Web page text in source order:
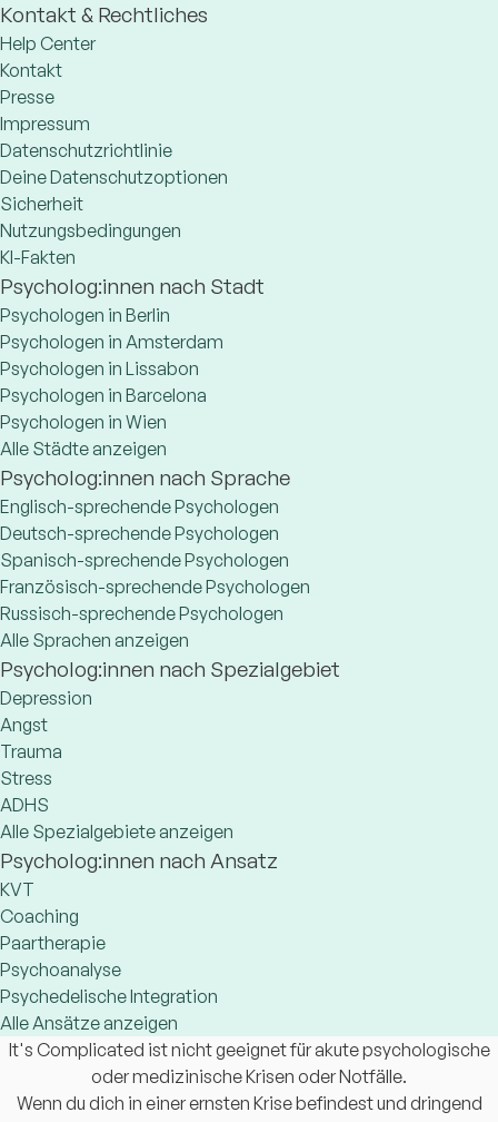
Kontakt & Rechtliches
Help Center
Kontakt
Presse
Impressum
Datenschutzrichtlinie
Deine Datenschutzoptionen
Sicherheit
Nutzungsbedingungen
KI-Fakten
Psycholog:innen nach Stadt
Psychologen in Berlin
Psychologen in Amsterdam
Psychologen in Lissabon
Psychologen in Barcelona
Psychologen in Wien
Alle Städte anzeigen
Psycholog:innen nach Sprache
Englisch-sprechende Psychologen
Deutsch-sprechende Psychologen
Spanisch-sprechende Psychologen
Französisch-sprechende Psychologen
Russisch-sprechende Psychologen
Alle Sprachen anzeigen
Psycholog:innen nach Spezialgebiet
Depression
Angst
Trauma
Stress
ADHS
Alle Spezialgebiete anzeigen
Psycholog:innen nach Ansatz
KVT
Coaching
Paartherapie
Psychoanalyse
Psychedelische Integration
Alle Ansätze anzeigen
It's Complicated ist nicht geeignet für akute psychologische
oder medizinische Krisen oder Notfälle.
Wenn du dich in einer ernsten Krise befindest und dringend